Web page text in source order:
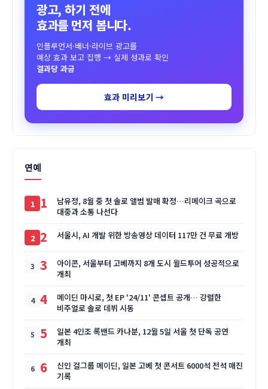
광고, 하기 전에
효과를 먼저 봅니다.
인플루언서·배너·라이브 광고를
예상 효과 보고 집행 → 실제 성과로 확인
결과당 과금
효과 미리보기 →
연예
1
남유정, 8월 중 첫 솔로 앨범 발매 확정…리메이크 곡으로
대중과 소통 나선다
2 서울시, AI 개발 위한 방송영상 데이터 117만 건 무료 개방
3
아이콘, 서울부터 고베까지 8개 도시 월드투어 성공적으로
개최
4
메이딘 마시로, 첫 EP '24/11' 콘셉트 공개… 강렬한
비주얼로 솔로 데뷔 시동
5
일본 4인조 록밴드 카나분, 12월 5일 서울 첫 단독 공연
개최
6
신인 걸그룹 메이딘, 일본 고베 첫 콘서트 6000석 전석 매진
기록